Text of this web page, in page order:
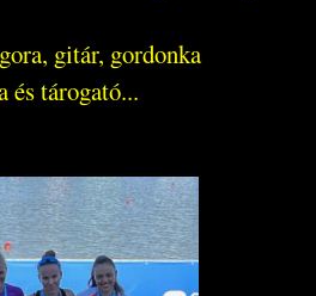
gitár, gordonka
és tárogató...